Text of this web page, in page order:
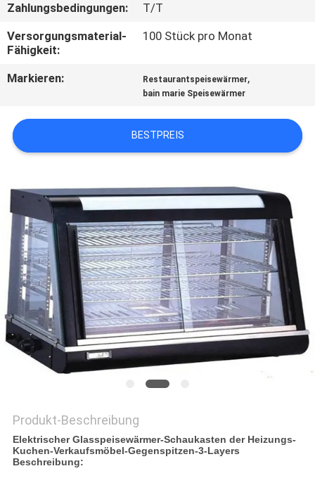
UNS
IN
FÄLLE
VR
SITEMAP
PRIVACY
POLICY
Zahlungsbedingungen:
T/T
Versorgungsmaterial-
Fähigkeit:
100 Stück pro Monat
Markieren: Restaurantspeisewärmer,
bain marie Speisewärmer
BESTPREIS
Produkt-Beschreibung
Elektrischer Glasspeisewärmer-Schaukasten der Heizungs-
Kuchen-Verkaufsmöbel-Gegenspitzen-3-Layers
Beschreibung: